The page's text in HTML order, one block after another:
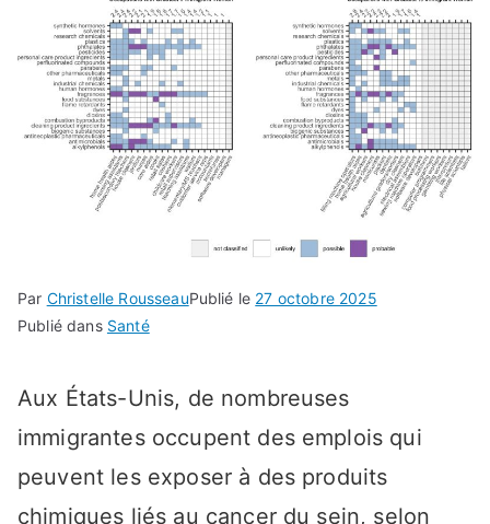
Par Christelle RousseauPublié le 27 octobre 2025
Publié dans Santé
Aux États-Unis, de nombreuses
immigrantes occupent des emplois qui
peuvent les exposer à des produits
chimiques liés au cancer du sein, selon